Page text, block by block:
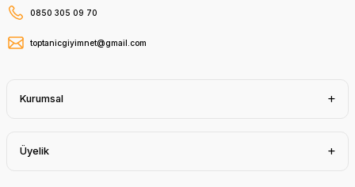
0850 305 09 70
toptanicgiyimnet@gmail.com
Kurumsal
Üyelik